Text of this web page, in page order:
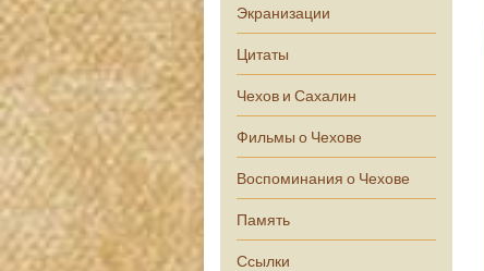
Экранизации
Цитаты
Чехов и Сахалин
Фильмы о Чехове
Воспоминания о Чехове
Память
Ссылки